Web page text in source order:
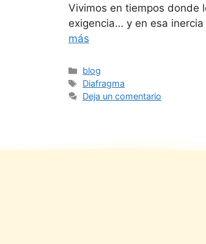
Vivimos en tiempos donde
exigencia… y en esa
más
blog
Diafragma
Deja un comentario